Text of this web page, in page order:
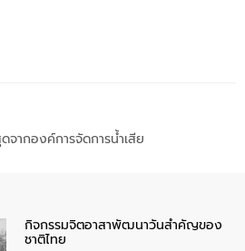
จากองค์การจัดการน้ำเสีย
กิจกรรมจิตอาสาพัฒนาวันสําคัญของ
ชาติไทย